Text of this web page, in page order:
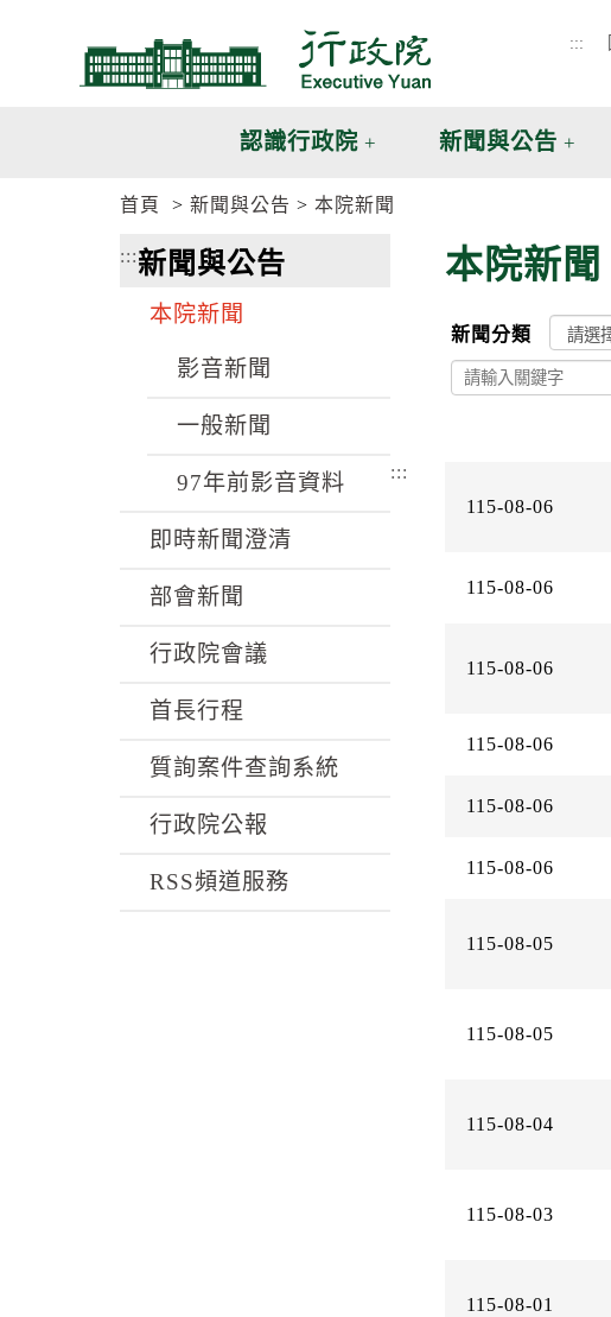
:::
認識行政院 新聞與公告
首頁 新聞與公告 本院新聞
:::新聞與公告
本院新聞
影音新聞
一般新聞
97年前影音資料
即時新聞澄清
部會新聞
行政院會議
首長行程
質詢案件查詢系統
行政院公報
RSS頻道服務
本院新聞
新聞分類
:::
115-08-06
115-08-06
115-08-06
115-08-06
115-08-06
115-08-06
115-08-05
115-08-05
115-08-04
115-08-03
115-08-01